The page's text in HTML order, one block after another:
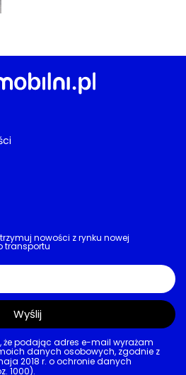
nowości z rynku nowej
transportu
że podając adres e-mail wyrażam
danych osobowych, zgodnie z
2018 r. o ochronie danych
1000).
Wyślij